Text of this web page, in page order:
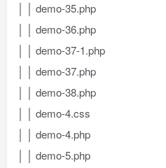
│ │ demo-35.php
│ │ demo-36.php
│ │ demo-37-1.php
│ │ demo-37.php
│ │ demo-38.php
│ │ demo-4.css
│ │ demo-4.php
│ │ demo-5.php